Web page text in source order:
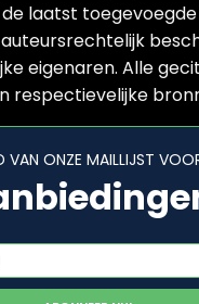
laatst toegevoegde
eigenaren. Alle
respectievelijke
VAN ONZE MAILLIJST